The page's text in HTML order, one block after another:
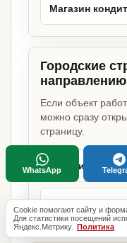
Магазин
Городские
направлению
Если объект
можно сразу
страницу.
Магазин
Магазин
Cookie помогают сайту и
Для статистики посещений
Яндекс.Метрику. Политика
WhatsApp